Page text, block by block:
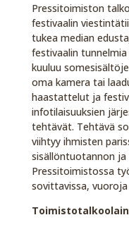
Pressitoimiston
festivaalin
tukea median
festivaalin
kuuluu
oma kamera tai
haastattelut ja
infotilaisuuksien
tehtävät. Tehtävä
viihtyy ihmisten
sisällöntuotannon
Pressitoimistossa
sovittavissa,